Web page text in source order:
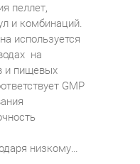
пеллет,
и комбинаций.
используется
на
и пищевых
GMP
низкому…